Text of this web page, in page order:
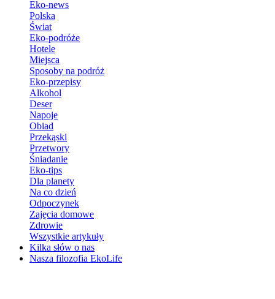
Eko-news
Polska
Świat
Eko-podróże
Hotele
Miejsca
Sposoby na podróż
Eko-przepisy
Alkohol
Deser
Napoje
Obiad
Przekąski
Przetwory
Śniadanie
Eko-tips
Dla planety
Na co dzień
Odpoczynek
Zajęcia domowe
Zdrowie
Wszystkie artykuły
Kilka słów o nas
Nasza filozofia EkoLife